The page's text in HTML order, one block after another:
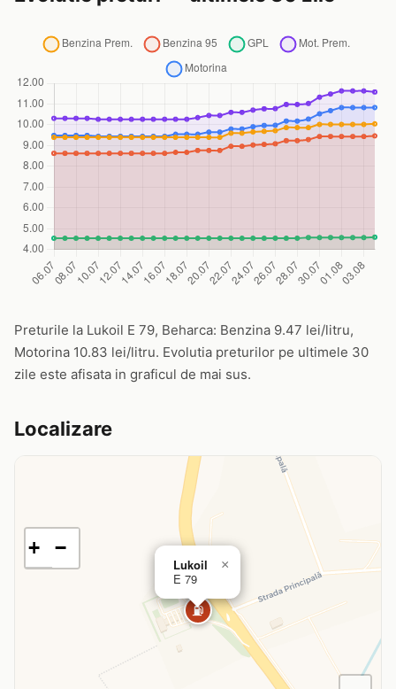
Preturile la Lukoil E 79, Beharca: Benzina 9.47 lei/litru,
Motorina 10.83 lei/litru. Evolutia preturilor pe ultimele 30
zile este afisata in graficul de mai sus.
Localizare
⛽
Lukoil
E 79
×
+ −